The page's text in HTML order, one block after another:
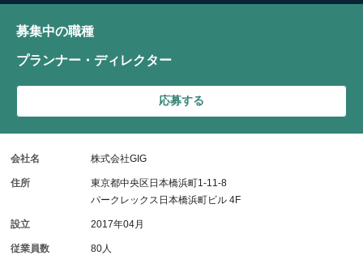
募集中の職種
プランナー・ディレクター
応募する
会社名 株式会社GIG
住所
東京都中央区日本橋浜町1-11-8
パークレックス日本橋浜町ビル 4F
設立 2017年04月
従業員数 80人